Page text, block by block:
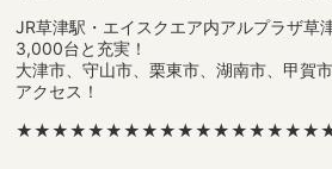
JR草津駅・エイスクエア内アルプラザ草
3,000台と充実！
大津市、守山市、栗東市、湖南市、甲賀
アクセス！